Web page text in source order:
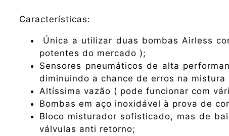
Características:
Única a utilizar duas bombas Airless
potentes do mercado );
Sensores pneumáticos de alta
diminuindo a chance de erros na
Altíssima vazão ( pode funcionar com
Bombas em aço inoxidável à prova de
Bloco misturador sofisticado, mas de
válvulas anti retorno;